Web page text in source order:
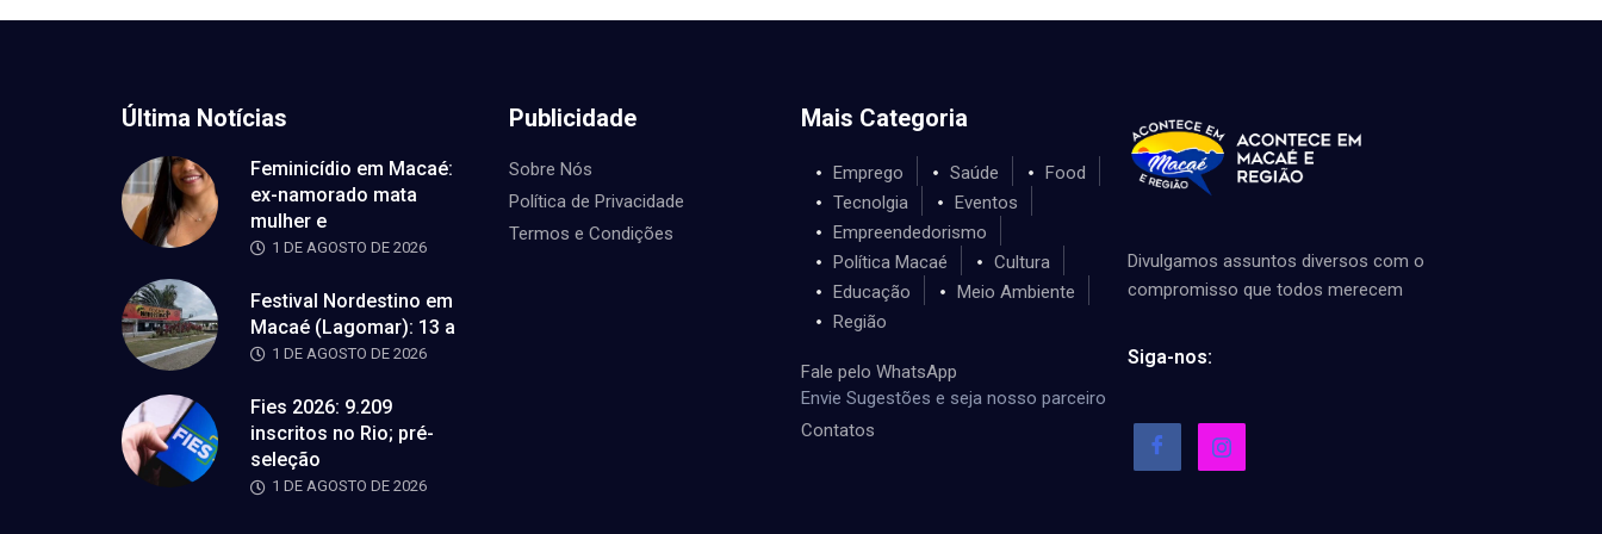
Última Notícias
Feminicídio em Macaé:
ex-namorado mata
mulher e
1 DE AGOSTO DE 2026
Festival Nordestino em
Macaé (Lagomar): 13 a
1 DE AGOSTO DE 2026
Fies 2026: 9.209
inscritos no Rio; pré-
seleção
1 DE AGOSTO DE 2026
Publicidade
Sobre Nós
Política de Privacidade
Termos e Condições
Mais Categoria
Emprego Saúde
Food
Tecnolgia
Eventos
Empreendedorismo
Política Macaé
Cultura
Educação
Meio Ambiente
Região
Fale pelo WhatsApp
Envie Sugestões e seja nosso parceiro
Contatos
Divulgamos assuntos diversos com o
compromisso que todos merecem
Siga-nos: